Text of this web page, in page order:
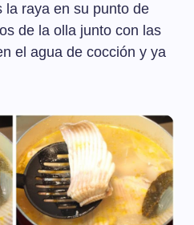
la raya en su punto de
de la olla junto con las
el agua de cocción y ya